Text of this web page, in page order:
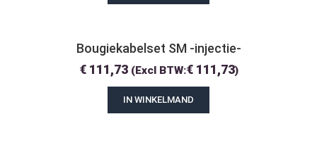
Bougiekabelset SM -injectie-
€111,73 (Excl BTW:€111,73)
IN WINKELMAND